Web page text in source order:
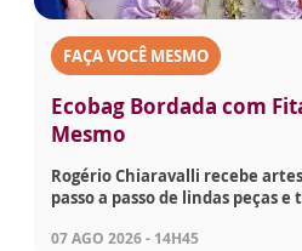
FAÇA VOCÊ MESMO
Ecobag Bordada com
Mesmo
Rogério Chiaravalli recebe
passo a passo de lindas peças e
07 AGO 2026 - 14H45